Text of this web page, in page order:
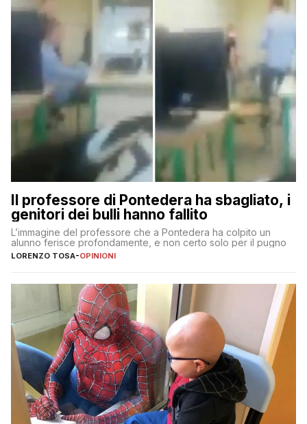
Il professore di Pontedera ha sbagliato, i
genitori dei bulli hanno fallito
L’immagine del professore che a Pontedera ha colpito un
alunno ferisce profondamente, e non certo solo per il pugno
LORENZO TOSA-OPINIONI